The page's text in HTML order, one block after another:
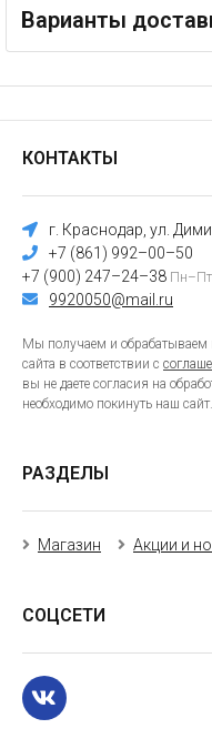
Варианты
КОНТАКТЫ
г. Краснодар, ул.
+7 (861) 992–00–50
+7 (900) 247–24–38
9920050@mail.ru
Мы получаем и обрабатываем
сайта в соответствии с
вы не даете согласия на
необходимо покинуть наш сайт.
РАЗДЕЛЫ
Магазин Акции и
СОЦСЕТИ